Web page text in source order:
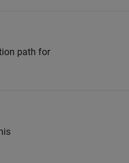
path for